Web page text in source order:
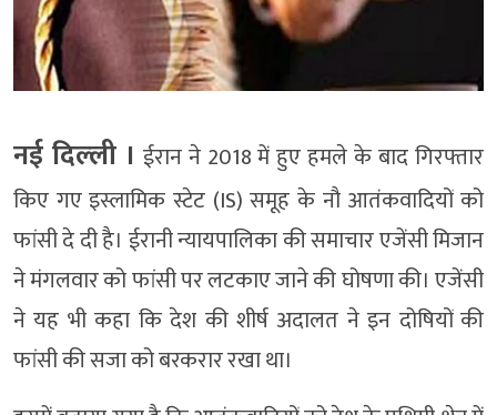
नई दिल्‍ली । ईरान ने 2018 में हुए हमले के बाद गिरफ्तार
किए गए इस्लामिक स्टेट (IS) समूह के नौ आतंकवादियों को
फांसी दे दी है। ईरानी न्यायपालिका की समाचार एजेंसी मिजान
ने मंगलवार को फांसी पर लटकाए जाने की घोषणा की। एजेंसी
ने यह भी कहा कि देश की शीर्ष अदालत ने इन दोषियों की
फांसी की सजा को बरकरार रखा था।